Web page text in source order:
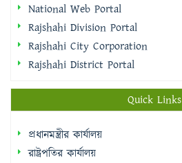
National Web Portal
Rajshahi Division Portal
Rajshahi City Corporation
Rajshahi District Portal
Quick Links
প্রধানমন্ত্রীর কার্যালয়
রাষ্ট্রপতির কার্যালয়